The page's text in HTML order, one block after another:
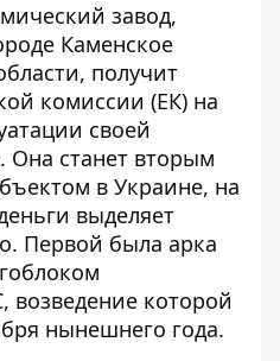
завод,
Каменское
получит
комиссии (ЕК) на
своей
станет вторым
в Украине, на
выделяет
Первой была арка
которой
нынешнего года.